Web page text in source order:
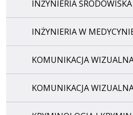
INŻYNIERIA ŚRODOWISKA
INŻYNIERIA W
KOMUNIKACJA
KOMUNIKACJA